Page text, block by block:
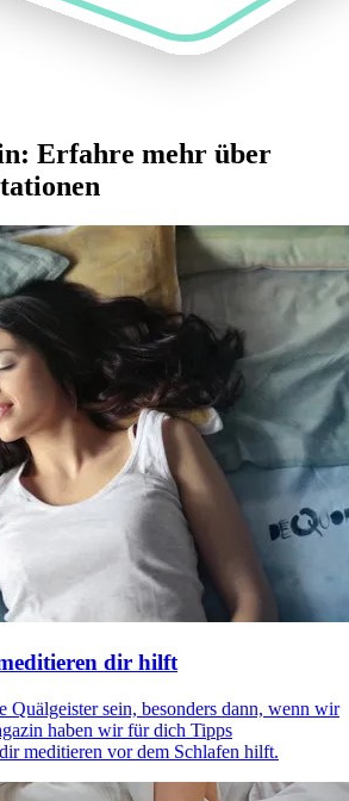
Erfahre mehr über
dir hilft
Quäl­geis­ter sein, beson­ders dann, wenn wir
haben wir für dich Tipps
meditieren vor dem Schlafen hilft.